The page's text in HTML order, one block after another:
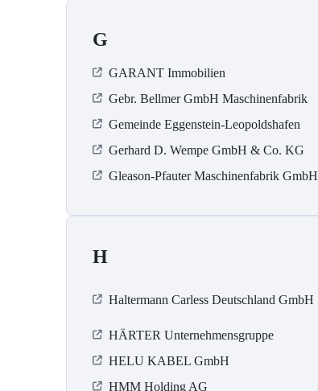
G
GARANT Immobilien
Gebr. Bellmer GmbH Maschinenfabrik
Gemeinde Eggenstein-Leopoldshafen
Gerhard D. Wempe GmbH & Co. KG
Gleason-Pfauter Maschinenfabrik GmbH
H
Haltermann Carless Deutschland GmbH
HÄRTER Unternehmensgruppe
HELU KABEL GmbH
HMM Holding AG